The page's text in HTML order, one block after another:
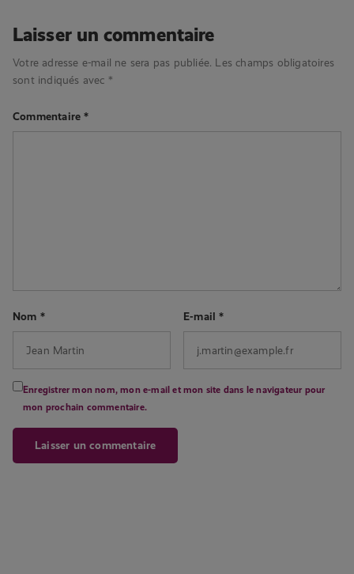
Laisser un commentaire
Votre adresse e-mail ne sera pas publiée. Les champs obligatoires
sont indiqués avec *
Commentaire*
Nom * E-mail*
Enregistrer mon nom, mon e-mail et mon site dans le navigateur pour
mon prochain commentaire.